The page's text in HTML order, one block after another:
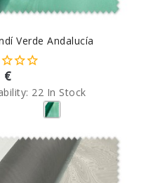
Verde Andalucía
€
22 In Stock